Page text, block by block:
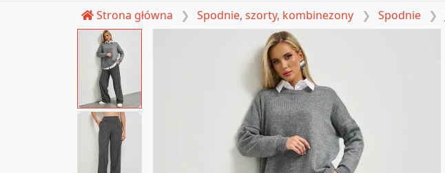
Strona główna Spodnie, szorty, kombinezony Spodnie